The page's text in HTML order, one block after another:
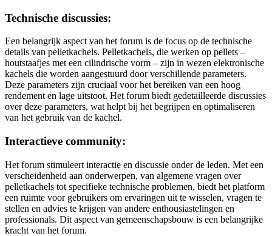
Technische discussies:
Een belangrijk aspect van het forum is de focus op de technische
details van pelletkachels. Pelletkachels, die werken op pellets –
houtstaafjes met een cilindrische vorm – zijn in wezen elektronische
kachels die worden aangestuurd door verschillende parameters.
Deze parameters zijn cruciaal voor het bereiken van een hoog
rendement en lage uitstoot. Het forum biedt gedetailleerde discussies
over deze parameters, wat helpt bij het begrijpen en optimaliseren
van het gebruik van de kachel.
Interactieve community:
Het forum stimuleert interactie en discussie onder de leden. Met een
verscheidenheid aan onderwerpen, van algemene vragen over
pelletkachels tot specifieke technische problemen, biedt het platform
een ruimte voor gebruikers om ervaringen uit te wisselen, vragen te
stellen en advies te krijgen van andere enthousiastelingen en
professionals. Dit aspect van gemeenschapsbouw is een belangrijke
kracht van het forum.